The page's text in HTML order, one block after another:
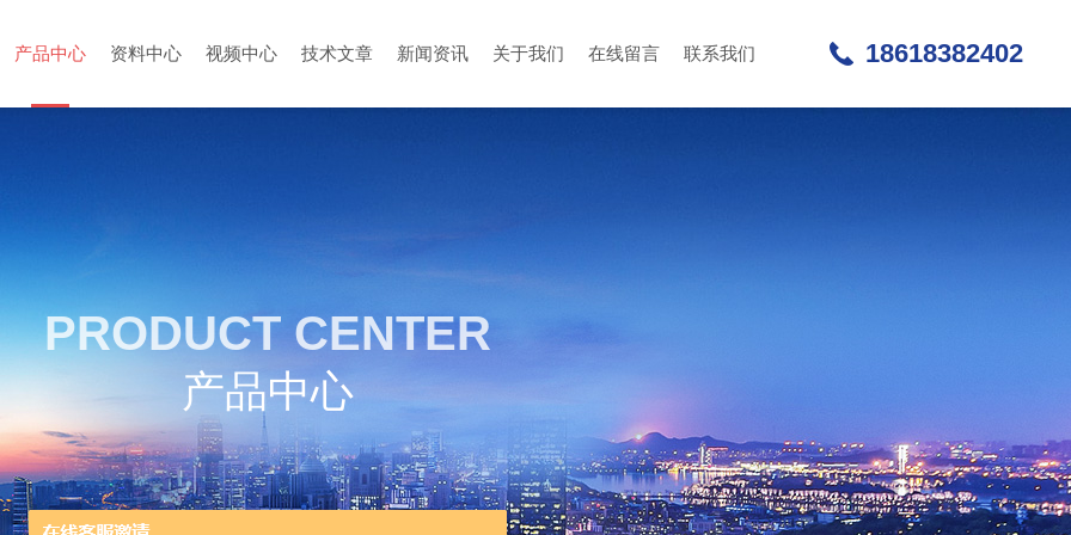
产品中心 资料中心 视频中心 技术文章 新闻资讯 关于我们 在线留言 联系我们 18618382402
PRODUCT CENTER
产品中心